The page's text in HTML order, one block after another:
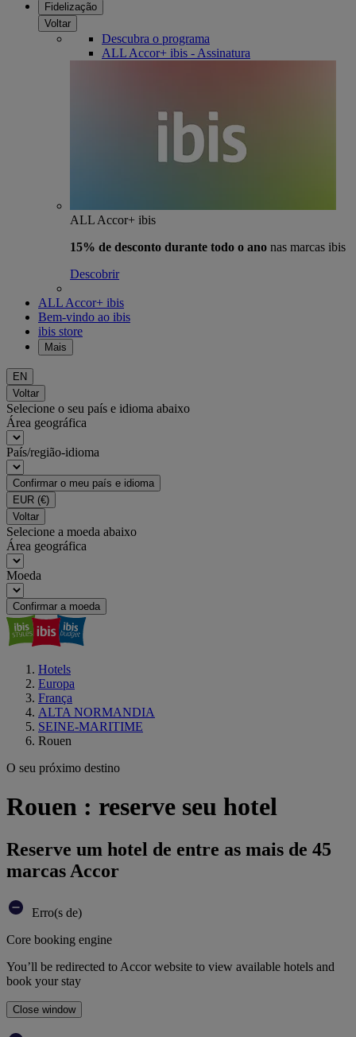
Fidelização
Voltar
Descubra o programa
ALL Accor+ ibis - Assinatura
ALL Accor+ ibis
15% de desconto durante todo o ano nas marcas ibis
Descobrir
ALL Accor+ ibis
Bem-vindo ao ibis
ibis store
Mais
EN
Voltar
Selecione o seu país e idioma abaixo
Área geográfica
País/região-idioma
Confirmar o meu país e idioma
EUR (€)
Voltar
Selecione a moeda abaixo
Área geográfica
Moeda
Confirmar a moeda
Hotels
Europa
França
ALTA NORMANDIA
SEINE-MARITIME
Rouen
O seu próximo destino
Rouen : reserve seu hotel
Reserve um hotel de entre as mais de 45
marcas Accor
Erro(s de)
Core booking engine
You’ll be redirected to Accor website to view available hotels and
book your stay
Close window